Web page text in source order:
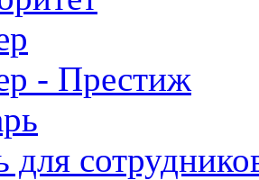
- Престиж
для